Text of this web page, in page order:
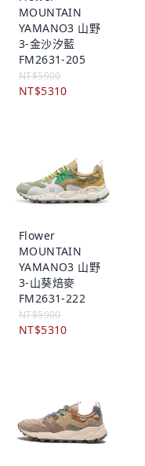
MOUNTAIN
YAMANO3 山野
3-金沙汐藍
FM2631-205
NT$5900
NT$5310
Flower
MOUNTAIN
YAMANO3 山野
3-山葵焙麥
FM2631-222
NT$5900
NT$5310